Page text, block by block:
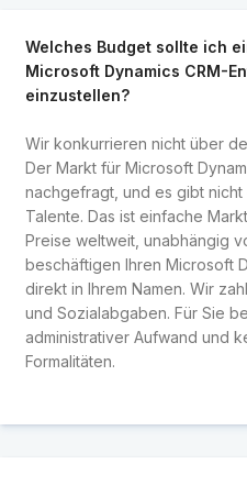
Welches Budget sollte ich
Microsoft Dynamics CRM-
einzustellen?
Wir konkurrieren nicht über
Der Markt für Microsoft
nachgefragt, und es gibt
Talente. Das ist einfache
Preise weltweit, unabhängig
beschäftigen Ihren Microsoft
direkt in Ihrem Namen. Wir
und Sozialabgaben. Für Sie
administrativer Aufwand und
Formalitäten.